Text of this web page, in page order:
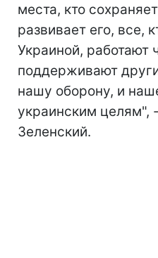
места, кто
развивает его, все,
Украиной, работают
поддерживают
нашу оборону, и
украинским целям",
Зеленский.